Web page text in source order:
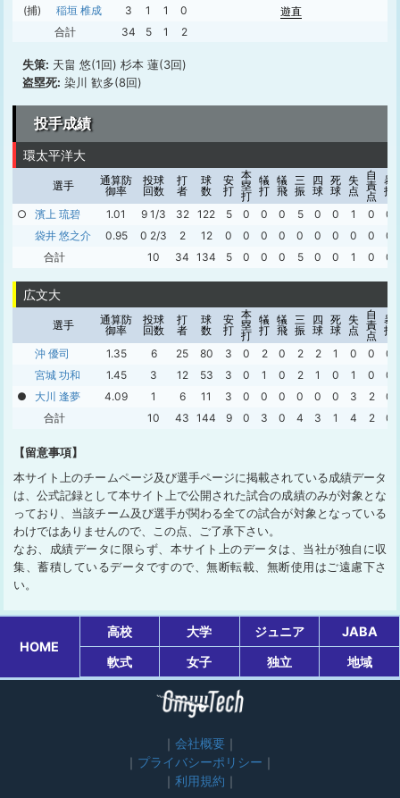
(捕)
稲垣 椎成 3 1 1 0 遊直
合計
34 5 1 2
失策: 天畠 悠(1回) 杉本 蓮(3回)
盗塁死: 染川 歓多(8回)
投手成績
環太平洋大
選手
通算防
御率
投球
回数
打
者
球
数
安
打
本
塁
打
犠
打
犠
飛
三
振
四
球
死
球
失
点
自
責
点
暴
投
○
濱上 琉碧 1.01 9 1/3 32 122 5 0 0 0 5 0 0 1 0
0
袋井 悠之介
0.95 0 2/3 2 12 0 0 0 0 0 0 0 0 0
0
合計
10 34 134 5 0 0 0 5 0 0 1 0 0
広文大
選手
通算防
御率
投球
回数
打
者
球
数
安
打
本
塁
打
犠
打
犠
飛
三
振
四
球
死
球
失
点
自
責
点
暴
投
沖 優司
1.35 6 25 80 3 0 2 0 2 2 1 0 0
0
宮城 功和
1.45 3 12 53 3 0 1 0 2 1 0 1 0
0
●
大川 逢夢 4.09 1 6 11 3 0 0 0 0 0 0 3 2
0
合計
10 43 144 9 0 3 0 4 3 1 4 2 0
【留意事項】
本サイト上のチームページ及び選手ページに掲載されている成績データ
は、公式記録として本サイト上で公開された試合の成績のみが対象とな
っており、当該チーム及び選手が関わる全ての試合が対象となっている
わけではありませんので、この点、ご了承下さい。
なお、成績データに限らず、本サイト上のデータは、当社が独自に収
集、蓄積しているデータですので、無断転載、無断使用はご遠慮下さ
い。
HOME
高校 大学 ジュニア
JABA
軟式
女子 独立 地域
会社概要
プライバシーポリシー
利用規約